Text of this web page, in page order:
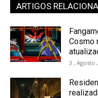
ARTIGOS
Cosmo
3 , Agosto